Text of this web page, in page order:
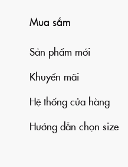
Mua sắm
Sản phẩm mới
Khuyến mãi
Hệ thống cửa hàng
Hướng dẫn chọn size